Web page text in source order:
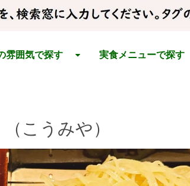
雰囲気で探す 実食メニューで探す
こうみや）